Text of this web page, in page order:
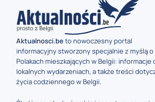
Aktualnosci.beto nowoczesny portal
informacyjny stworzony specjalnie z myślą o
Polakach mieszkających w Belgii: informacje
lokalnych wydarzeniach, a także treści
życia codziennego w Belgii.